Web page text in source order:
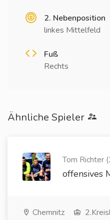
2. Nebenposition
linkes Mittelfeld
Fuß
Rechts
Ähnliche Spieler
Tom Richter
offensives
Chemnitz